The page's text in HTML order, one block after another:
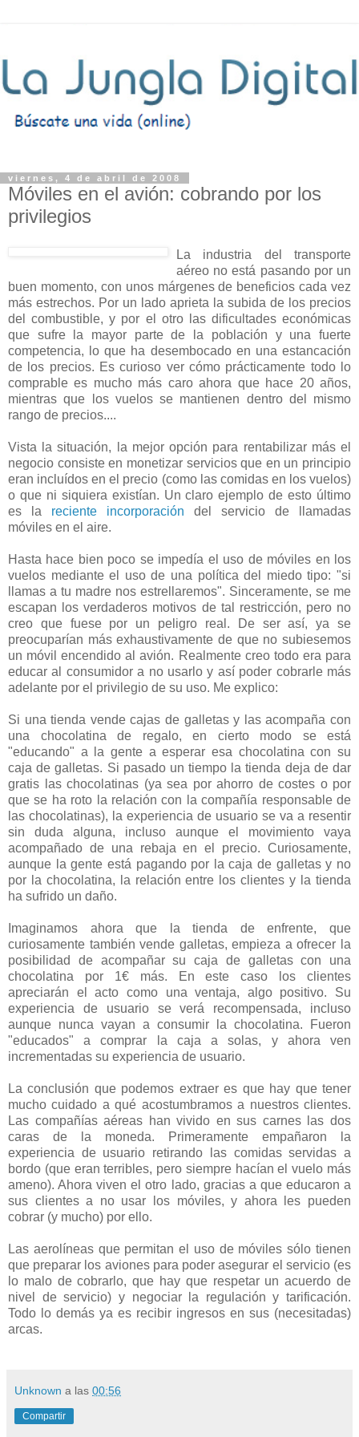
viernes, 4 de abril de 2008
Móviles en el avión: cobrando por los
privilegios
La industria del transporte
aéreo no está pasando por un
buen momento, con unos márgenes de beneficios cada vez
más estrechos. Por un lado aprieta la subida de los precios
del combustible, y por el otro las dificultades económicas
que sufre la mayor parte de la población y una fuerte
competencia, lo que ha desembocado en una estancación
de los precios. Es curioso ver cómo prácticamente todo lo
comprable es mucho más caro ahora que hace 20 años,
mientras que los vuelos se mantienen dentro del mismo
rango de precios....
Vista la situación, la mejor opción para rentabilizar más el
negocio consiste en monetizar servicios que en un principio
eran incluídos en el precio (como las comidas en los vuelos)
o que ni siquiera existían. Un claro ejemplo de esto último
es la reciente incorporación del servicio de llamadas
móviles en el aire.
Hasta hace bien poco se impedía el uso de móviles en los
vuelos mediante el uso de una política del miedo tipo: "si
llamas a tu madre nos estrellaremos". Sinceramente, se me
escapan los verdaderos motivos de tal restricción, pero no
creo que fuese por un peligro real. De ser así, ya se
preocuparían más exhaustivamente de que no subiesemos
un móvil encendido al avión. Realmente creo todo era para
educar al consumidor a no usarlo y así poder cobrarle más
adelante por el privilegio de su uso. Me explico:
Si una tienda vende cajas de galletas y las acompaña con
una chocolatina de regalo, en cierto modo se está
"educando" a la gente a esperar esa chocolatina con su
caja de galletas. Si pasado un tiempo la tienda deja de dar
gratis las chocolatinas (ya sea por ahorro de costes o por
que se ha roto la relación con la compañía responsable de
las chocolatinas), la experiencia de usuario se va a resentir
sin duda alguna, incluso aunque el movimiento vaya
acompañado de una rebaja en el precio. Curiosamente,
aunque la gente está pagando por la caja de galletas y no
por la chocolatina, la relación entre los clientes y la tienda
ha sufrido un daño.
Imaginamos ahora que la tienda de enfrente, que
curiosamente también vende galletas, empieza a ofrecer la
posibilidad de acompañar su caja de galletas con una
chocolatina por 1€ más. En este caso los clientes
apreciarán el acto como una ventaja, algo positivo. Su
experiencia de usuario se verá recompensada, incluso
aunque nunca vayan a consumir la chocolatina. Fueron
"educados" a comprar la caja a solas, y ahora ven
incrementadas su experiencia de usuario.
La conclusión que podemos extraer es que hay que tener
mucho cuidado a qué acostumbramos a nuestros clientes.
Las compañías aéreas han vivido en sus carnes las dos
caras de la moneda. Primeramente empañaron la
experiencia de usuario retirando las comidas servidas a
bordo (que eran terribles, pero siempre hacían el vuelo más
ameno). Ahora viven el otro lado, gracias a que educaron a
sus clientes a no usar los móviles, y ahora les pueden
cobrar (y mucho) por ello.
Las aerolíneas que permitan el uso de móviles sólo tienen
que preparar los aviones para poder asegurar el servicio (es
lo malo de cobrarlo, que hay que respetar un acuerdo de
nivel de servicio) y negociar la regulación y tarificación.
Todo lo demás ya es recibir ingresos en sus (necesitadas)
arcas.
Unknown a las 00:56
Compartir